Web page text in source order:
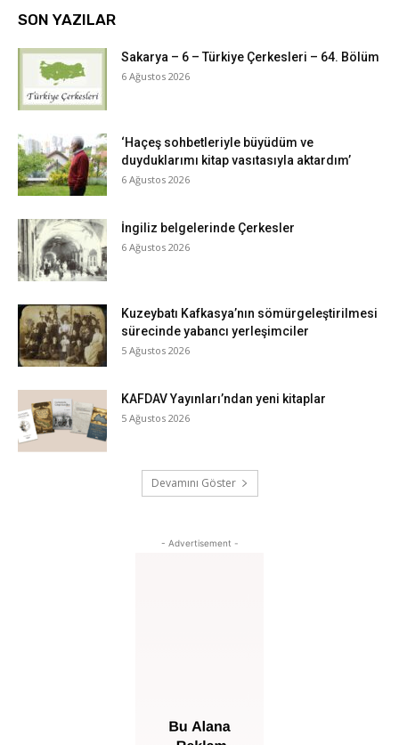
SON YAZILAR
Sakarya – 6 – Türkiye Çerkesleri – 64. Bölüm
6 Ağustos 2026
‘Haçeş sohbetleriyle büyüdüm ve
duyduklarımı kitap vasıtasıyla aktardım’
6 Ağustos 2026
İngiliz belgelerinde Çerkesler
6 Ağustos 2026
Kuzeybatı Kafkasya’nın sömürgeleştirilmesi
sürecinde yabancı yerleşimciler
5 Ağustos 2026
KAFDAV Yayınları’ndan yeni kitaplar
5 Ağustos 2026
Devamını Göster
- Advertisement -